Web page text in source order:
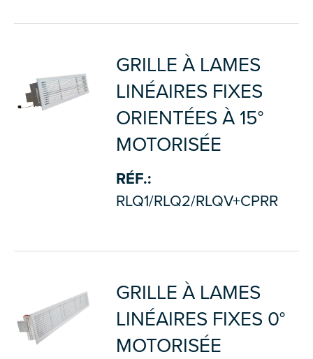
GRILLE À LAMES
LINÉAIRES FIXES
ORIENTÉES À 15°
MOTORISÉE
RÉF.:
RLQ1/RLQ2/RLQV+CPRR
GRILLE À LAMES
LINÉAIRES FIXES 0°
MOTORISÉE